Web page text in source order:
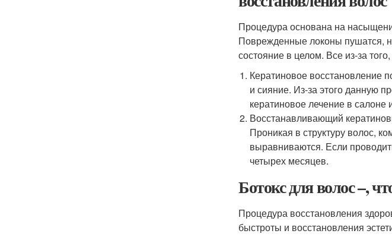
Процедура основана на
Поврежденные локоны пушатся,
состояние в целом. Все из-за
Кератиновое восстановление
и сияние. Из-за этого данную
кератиновое лечение в салоне
Восстанавливающий
Проникая в структуру волос,
выравниваются. Если
четырех месяцев.
Ботокс для волос –,
Процедура восстановления
быстроты и восстановления